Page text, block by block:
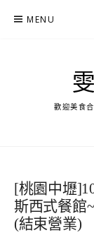
MENU
歡迎美食
[桃園中壢
斯西式餐館
(結束營業)